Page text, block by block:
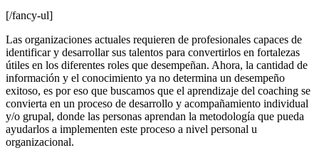
[/fancy-ul]
Las organizaciones actuales requieren de profesionales capaces de
identificar y desarrollar sus talentos para convertirlos en fortalezas
útiles en los diferentes roles que desempeñan. Ahora, la cantidad de
información y el conocimiento ya no determina un desempeño
exitoso, es por eso que buscamos que el aprendizaje del coaching se
convierta en un proceso de desarrollo y acompañamiento individual
y/o grupal, donde las personas aprendan la metodología que pueda
ayudarlos a implementen este proceso a nivel personal u
organizacional.